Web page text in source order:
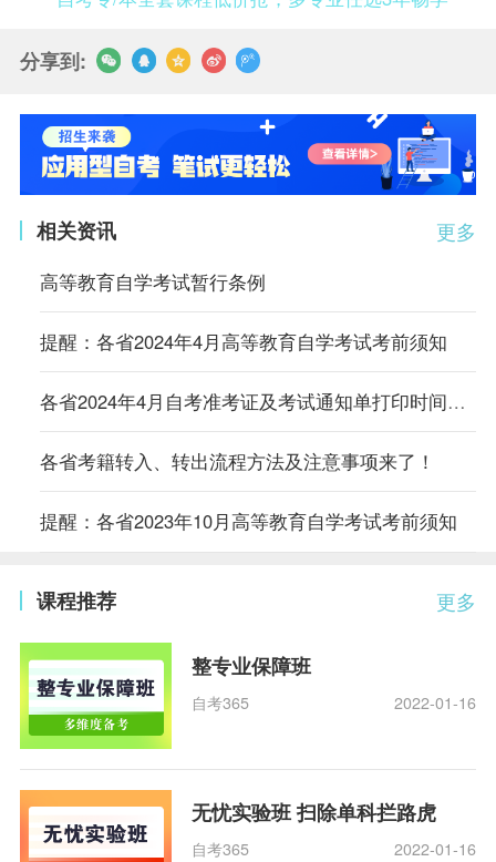
分享到:
更多
相关资讯
高等教育自学考试暂行条例
提醒：各省2024年4月高等教育自学考试考前须知
各省2024年4月自考准考证及考试通知单打印时间及入口汇总
各省考籍转入、转出流程方法及注意事项来了！
提醒：各省2023年10月高等教育自学考试考前须知
更多
课程推荐
整专业保障班
自考365 2022-01-16
无忧实验班 扫除单科拦路虎
自考365 2022-01-16